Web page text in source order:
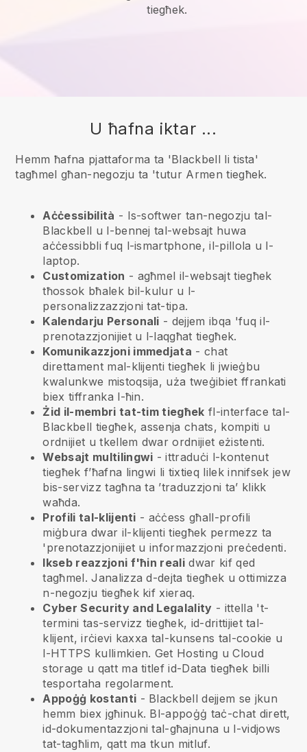
tiegħek.
U ħafna iktar ...
Hemm ħafna pjattaforma ta 'Blackbell li tista'
tagħmel għan-negozju ta 'tutur Armen tiegħek.
Aċċessibilità - Is-softwer tan-negozju tal-
Blackbell u l-bennej tal-websajt huwa
aċċessibbli fuq l-ismartphone, il-pillola u l-
laptop.
Customization - agħmel il-websajt tiegħek
tħossok bħalek bil-kulur u l-
personalizzazzjoni tat-tipa.
Kalendarju Personali - dejjem ibqa 'fuq il-
prenotazzjonijiet u l-laqgħat tiegħek.
Komunikazzjoni immedjata - chat
direttament mal-klijenti tiegħek li jwieġbu
kwalunkwe mistoqsija, uża tweġibiet ffrankati
biex tiffranka l-ħin.
Żid il-membri tat-tim tiegħek fl-interface tal-
Blackbell tiegħek, assenja chats, kompiti u
ordnijiet u tkellem dwar ordnijiet eżistenti.
Websajt multilingwi - ittraduċi l-kontenut
tiegħek f’ħafna lingwi li tixtieq lilek innifsek jew
bis-servizz tagħna ta ’traduzzjoni ta’ klikk
waħda.
Profili tal-klijenti - aċċess għall-profili
miġbura dwar il-klijenti tiegħek permezz ta
'prenotazzjonijiet u informazzjoni preċedenti.
Ikseb reazzjoni f'ħin reali dwar kif qed
tagħmel. Janalizza d-dejta tiegħek u ottimizza
n-negozju tiegħek kif xieraq.
Cyber Security and Legalality - ittella 't-
termini tas-servizz tiegħek, id-drittijiet tal-
klijent, irċievi kaxxa tal-kunsens tal-cookie u
l-HTTPS kullimkien. Get Hosting u Cloud
storage u qatt ma titlef id-Data tiegħek billi
tesportaha regolarment.
Appoġġ kostanti - Blackbell dejjem se jkun
hemm biex jgħinuk. Bl-appoġġ taċ-chat dirett,
id-dokumentazzjoni tal-għajnuna u l-vidjows
tat-tagħlim, qatt ma tkun mitluf.